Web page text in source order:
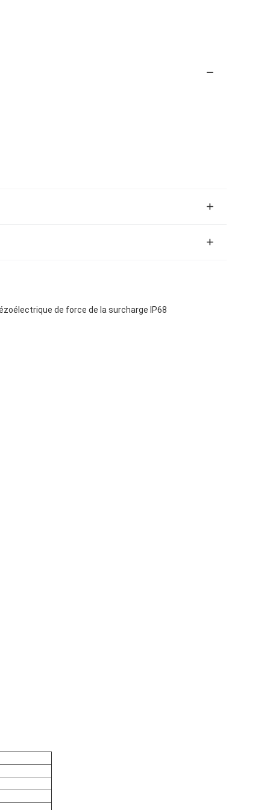
de force de la surcharge IP68